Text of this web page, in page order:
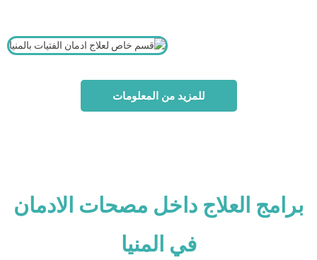
للمزيد من المعلومات
برامج العلاج داخل مصحات الادمان
في المنيا